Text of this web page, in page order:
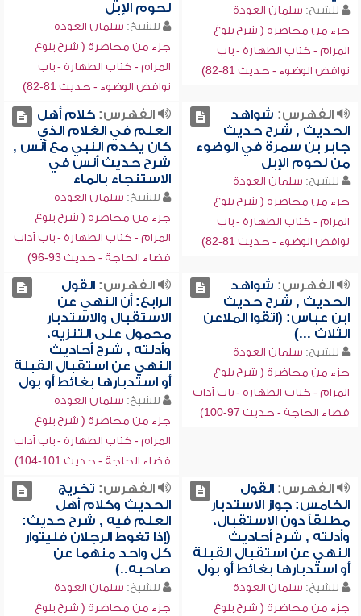
للشيخ: سلمان العودة
جزء من محاضرة ( شرح بلوغ
المرام - كتاب الطهارة - باب
نواقض الوضوء - حديث 81-82)
لحوم الإبل
للشيخ: سلمان العودة
جزء من محاضرة ( شرح بلوغ
المرام - كتاب الطهارة - باب
نواقض الوضوء - حديث 81-82)
الفهرس: شواهد
الحديث , شرح حديث
جابر بن سمرة في الوضوء
من لحوم الإبل
للشيخ: سلمان العودة
جزء من محاضرة ( شرح بلوغ
المرام - كتاب الطهارة - باب
نواقض الوضوء - حديث 81-82)
الفهرس:كلام أهل
العلم في الغلام الذي
كان يخدم النبي مع أنس ,
شرح حديث أنس في
الاستنجاء بالماء
للشيخ: سلمان العودة
جزء من محاضرة ( شرح بلوغ
المرام - كتاب الطهارة - باب آداب
قضاء الحاجة - حديث 93-96)
الفهرس: شواهد
الحديث , شرح حديث
ابن عباس: (اتقوا الملاعن
الثلاث ...)
للشيخ: سلمان العودة
جزء من محاضرة ( شرح بلوغ
المرام - كتاب الطهارة - باب آداب
قضاء الحاجة - حديث 97-100)
الفهرس:القول
الرابع: أن النهي عن
الاستقبال والاستدبار
محمول على التنزيه،
وأدلته , شرح أحاديث
النهي عن استقبال القبلة
أو استدبارها بغائط أو بول
للشيخ: سلمان العودة
جزء من محاضرة ( شرح بلوغ
المرام - كتاب الطهارة - باب آداب
قضاء الحاجة - حديث 101-104)
الفهرس:القول
الخامس: جواز الاستدبار
مطلقاً دون الاستقبال،
وأدلته , شرح أحاديث
النهي عن استقبال القبلة
أو استدبارها بغائط أو بول
للشيخ: سلمان العودة
جزء من محاضرة ( شرح بلوغ
الفهرس: تخريج
الحديث وكلام أهل
العلم فيه , شرح حديث:
(إذا تغوط الرجلان فليتوار
كل واحد منهما عن
صاحبه..)
للشيخ: سلمان العودة
جزء من محاضرة ( شرح بلوغ